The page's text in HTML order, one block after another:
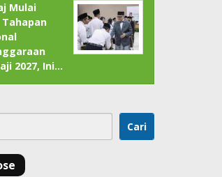
Mulai
2027, Ini…
Cari